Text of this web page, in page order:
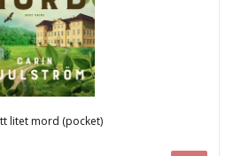
litet mord (pocket)